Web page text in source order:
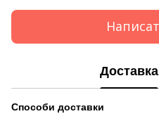
Доставка
Способи доставки